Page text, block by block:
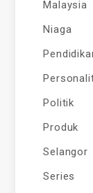
Malaysia
Niaga
Politik
Produk
Selangor
Series